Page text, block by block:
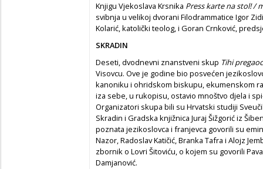
Knjigu Vjekoslava Krsnika Press karte na stol! /
svibnja u velikoj dvorani Filodrammatice Igor
Kolarić, katolički teolog, i Goran Crnković,
SKRADIN
Deseti, dvodnevni znanstveni skup Tihi
Visovcu. Ove je godine bio posvećen
kanoniku i ohridskom biskupu, ekumenskom
iza sebe, u rukopisu, ostavio mnoštvo djela i
Organizatori skupa bili su Hrvatski studiji
Skradin i Gradska knjižnica Juraj Šižgorić iz
poznata jezikoslovca i franjevca govorili su
Nazor, Radoslav Katičić, Branka Tafra i Alojz
zbornik o Lovri Šitoviću, o kojem su govorili
Damjanović.